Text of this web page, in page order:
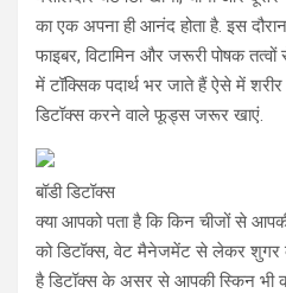
का एक अपना ही आनंद होता है. इस
फाइबर, विटामिन और जरूरी पोषक
में टॉक्सिक पदार्थ भर जाते हैं ऐसे में
डिटॉक्स करने वाले फूड्स जरूर खाएं.
बॉडी डिटॉक्स
क्या आपको पता है कि किन चीजों से
को डिटॉक्स, वेट मैनेजमेंट से लेकर शुगर
है डिटॉक्स के असर से आपकी स्किन भी